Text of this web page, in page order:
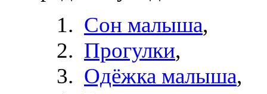
Сон малыша,
Прогулки,
Одёжка малыша,